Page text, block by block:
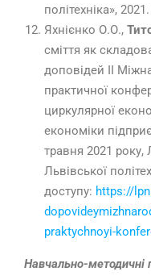
політехніка»,
Яхнієнко О.О.,
сміття як
доповідей II
практичної
циркулярної
економіки
травня 2021
Львівської
доступу: https://
praktychnoyi-
Навчально-методичні